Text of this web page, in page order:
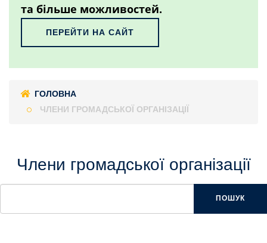
та більше можливостей.
ПЕРЕЙТИ НА САЙТ
ГОЛОВНА
ЧЛЕНИ ГРОМАДСЬКОЇ ОРГАНІЗАЦІЇ
Члени громадської організації
ПОШУК